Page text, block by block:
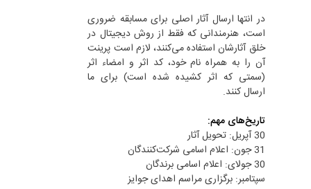
در انتها ارسال آثار اصلی برای مسابقه ضروری
است، هنرمندانی که فقط از روش دیجیتال در
خلق آثارشان استفاده می‌کنند، لازم است پرینت
آن را به همراه نام خود، کد اثر و امضاء اثر
(سمتی که اثر کشیده شده است) برای ما
ارسال کنند.
تاریخ‌های مهم:
30 آپریل: تحویل آثار
31 جون: اعلام اسامی شرکت‌کنندگان
30 جولای: اعلام اسامی برندگان
سپتامبر: برگزاری مراسم اهدای جوایز